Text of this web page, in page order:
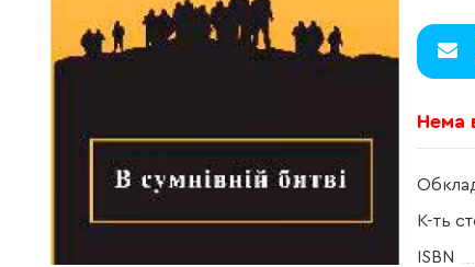
Нема
К-ть
ISBN